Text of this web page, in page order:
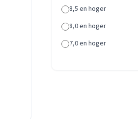
8,5 en hoger
8,0 en hoger
7,0 en hoger